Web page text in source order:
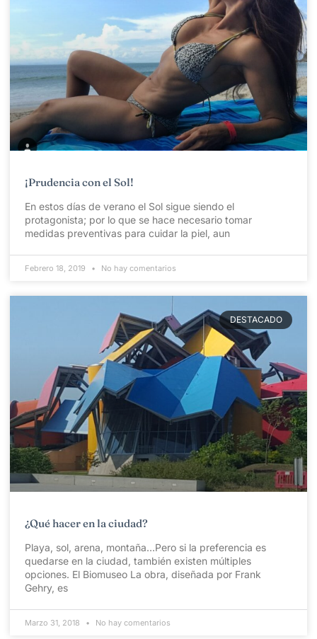
¡Prudencia con el Sol!
En estos días de verano el Sol sigue siendo el
protagonista; por lo que se hace necesario tomar
medidas preventivas para cuidar la piel, aun
Febrero 18, 2019 No hay comentarios
DESTACADO
¿Qué hacer en la ciudad?
Playa, sol, arena, montaña…Pero si la preferencia es
quedarse en la ciudad, también existen múltiples
opciones. El Biomuseo La obra, diseñada por Frank
Gehry, es
Marzo 31, 2018 No hay comentarios